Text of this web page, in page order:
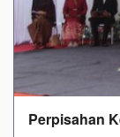
Perpisahan